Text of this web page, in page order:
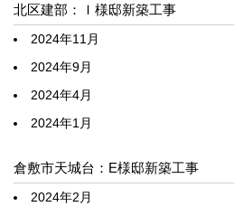
北区建部：Ｉ様邸新築工事
2024年11月
2024年9月
2024年4月
2024年1月
倉敷市天城台：E様邸新築工事
2024年2月